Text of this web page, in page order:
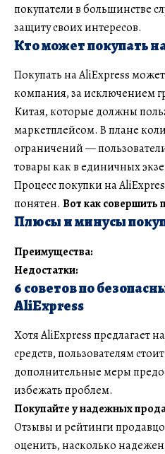
покупатели в большинстве
защиту своих интересов.
Кто может покупать
Покупать на AliExpress
компания, за исключением
Китая, которые должны
маркетплейсом. В плане
ограничений —
товары как в единичных
Процесс покупки на
понятен. Вот как совершить
Плюсы и минусы
Преимущества:
Недостатки:
6 советов по
AliExpress
Хотя AliExpress предлагает
средств, пользователям
дополнительные меры
избежать проблем.
Покупайте у надежных
Отзывы и рейтинги
оценить, насколько